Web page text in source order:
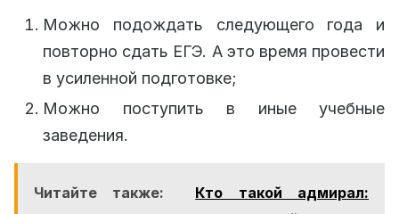
Можно подождать следующего года и
повторно сдать ЕГЭ. А это время провести
в усиленной подготовке;
Можно поступить в иные учебные
заведения.
Читайте также:
Кто такой адмирал: